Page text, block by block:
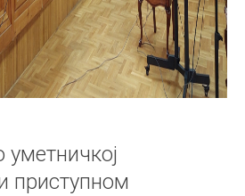
приступном